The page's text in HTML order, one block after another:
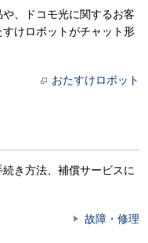
、ドコモ光に関するお客
けロボットがチャット形
おたすけロボット
き方法、補償サービスに
故障・修理